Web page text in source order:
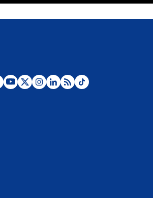
🔴 EN VIVO | Noticiero La FM con